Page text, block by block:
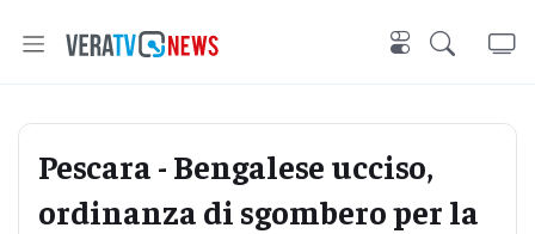
Pescara - Bengalese ucciso,
ordinanza di sgombero per la